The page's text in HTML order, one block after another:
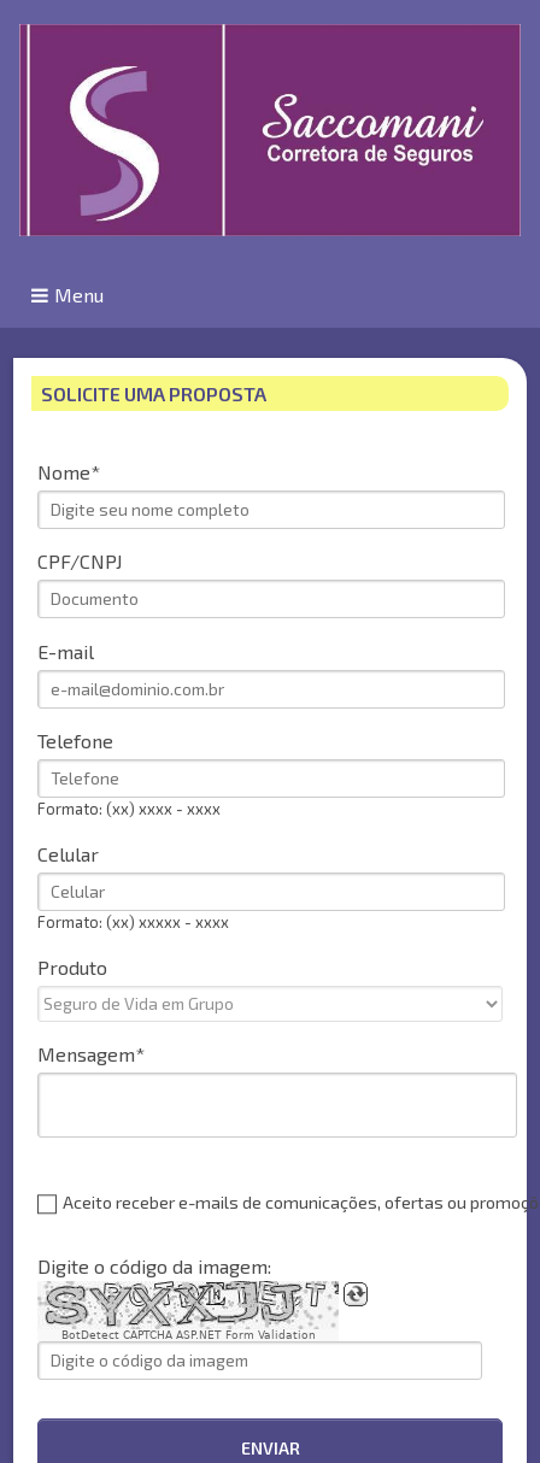
Menu
SOLICITE UMA PROPOSTA
Nome
CPF/CNPJ
E-mail
Telefone
Formato: (xx) xxxx - xxxx
Celular
Formato: (xx) xxxxx - xxxx
Produto
Mensagem
Aceito receber e-mails de comunicações, ofertas ou
Digite o código da imagem:
BotDetect CAPTCHA ASP.NET Form Validation
ENVIAR